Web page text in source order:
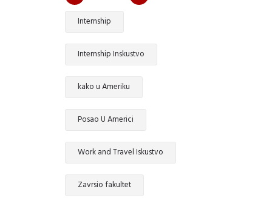
Internship
Internship Inskustvo
kako u Ameriku
Posao U Americi
Work and Travel Iskustvo
Zavrsio fakultet